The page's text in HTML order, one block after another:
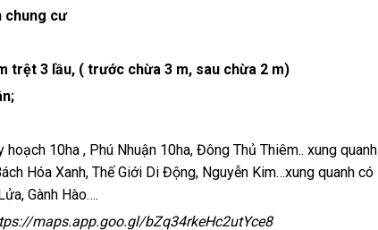
chung cư
trệt 3 lầu, ( trước chừa 3 m, sau chừa 2 m)
10ha , Phú Nhuận 10ha, Đông Thủ Thiêm.. xung quanh
Hóa Xanh, Thế Giới Di Động, Nguyễn Kim…xung quanh có
Gành Hào….
maps.app.goo.gl/bZq34rkeHc2utYce8